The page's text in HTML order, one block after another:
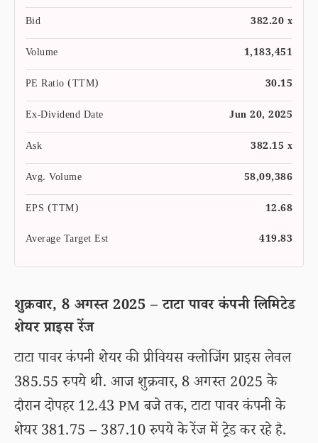
Bid
382.20 x
Volume
1,183,451
PE Ratio (TTM)
30.15
Ex-Dividend Date
Jun 20, 2025
Ask
382.15 x
Avg. Volume
58,09,386
EPS (TTM)
12.68
Average Target Est
419.83
शुक्रवार, 8 अगस्त 2025 – टाटा पावर कंपनी लिमिटेड
शेयर प्राइस रेंज
टाटा पावर कंपनी शेयर की प्रीवियस क्लोजिंग प्राइस लेवल
385.55 रुपये थी. आज शुक्रवार, 8 अगस्त 2025 के
दौरान दोपहर 12.43 PM बजे तक, टाटा पावर कंपनी के
शेयर 381.75 – 387.10 रुपये के रेंज में ट्रेड कर रहे है.